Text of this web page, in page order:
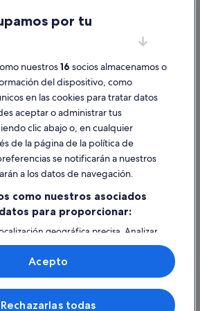
del Segura
Quesada
Guardamar del Segura
del Segura
Guardamar del Segura
en Guardamar del Segura
del Segura
Guardamar del Segura
y cómo denunciar contenido
hotel o de un alquiler vacacional
internacionales
empresa de Expedia Group. Todos los
por tu
nuestros16 socios almacenamos o
del dispositivo, como
en las cookies para tratar datos
aceptar o administrar tus
clic abajo o, en cualquier
de la página de la política de
se notificarán a nuestros
a los datos de navegación.
como nuestros asociados
para proporcionar:
geográfica precisa. Analizar
del dispositivo para su
la información en un dispositivo
Publicidad y contenido personalizados,
y contenido, investigación de
de servicios.
(proveedores)
Rechazarlas todas
Acepto